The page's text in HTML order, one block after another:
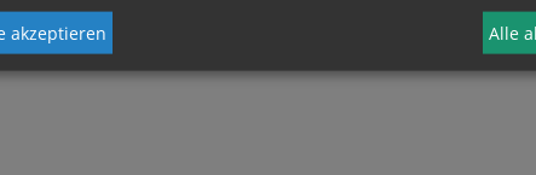
akzeptieren Alle